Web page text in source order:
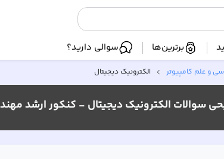
برترین‌ها سوالی دارید؟
و علم کامپیوتر الکترونیک دیجیتال
سوالات الکترونیک دیجیتال - کنکور ارشد